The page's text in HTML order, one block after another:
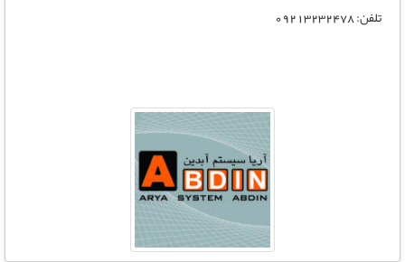
تلفن: 09213232478